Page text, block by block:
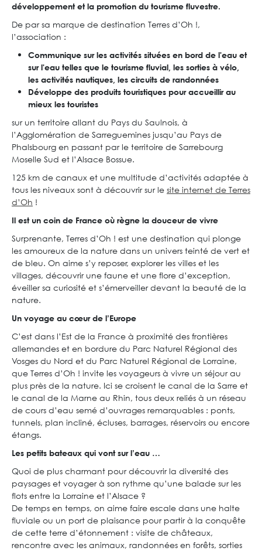
développement et la promotion du tourisme fluvestre.
De par sa marque de destination Terres d’Oh !,
l’association :
Communique sur les activités situées en bord de l'eau et
sur l'eau telles que le tourisme fluvial, les sorties à vélo,
les activités nautiques, les circuits de randonnées
Développe des produits touristiques pour accueillir au
mieux les touristes
sur un territoire allant du Pays du Saulnois, à
l’Agglomération de Sarreguemines jusqu’au Pays de
Phalsbourg en passant par le territoire de Sarrebourg
Moselle Sud et l’Alsace Bossue.
125 km de canaux et une multitude d’activités adaptée à
tous les niveaux sont à découvrir sur le site internet de Terres
d’Oh !
Il est un coin de France où règne la douceur de vivre
Surprenante, Terres d’Oh ! est une destination qui plonge
les amoureux de la nature dans un univers teinté de vert et
de bleu. On aime s’y reposer, explorer les villes et les
villages, découvrir une faune et une flore d’exception,
éveiller sa curiosité et s’émerveiller devant la beauté de la
nature.
Un voyage au cœur de l’Europe
C’est dans l’Est de la France à proximité des frontières
allemandes et en bordure du Parc Naturel Régional des
Vosges du Nord et du Parc Naturel Régional de Lorraine,
que Terres d’Oh ! invite les voyageurs à vivre un séjour au
plus près de la nature. Ici se croisent le canal de la Sarre et
le canal de la Marne au Rhin, tous deux reliés à un réseau
de cours d’eau semé d’ouvrages remarquables : ponts,
tunnels, plan incliné, écluses, barrages, réservoirs ou encore
étangs.
Les petits bateaux qui vont sur l’eau …
Quoi de plus charmant pour découvrir la diversité des
paysages et voyager à son rythme qu’une balade sur les
flots entre la Lorraine et l’Alsace ?
De temps en temps, on aime faire escale dans une halte
fluviale ou un port de plaisance pour partir à la conquête
de cette terre d’étonnement : visite de châteaux,
rencontre avec les animaux, randonnées en forêts, sorties